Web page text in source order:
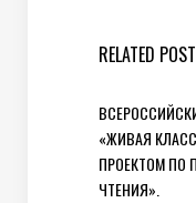
RELATED
«ЖИВАЯ
ПРОЕКТОМ ПО
ЧТЕНИЯ».